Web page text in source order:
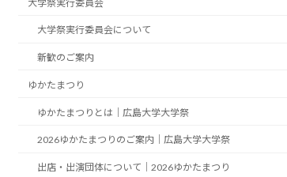
大学祭実行委員会
大学祭実行委員会について
新歓のご案内
ゆかたまつり
ゆかたまつりとは｜広島大学大学祭
2026ゆかたまつりのご案内｜広島大学大学祭
出店・出演団体について｜2026ゆかたまつり